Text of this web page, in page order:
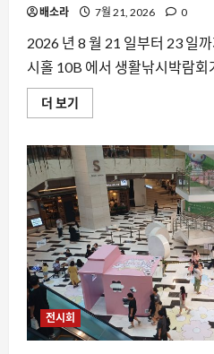
도
솔
루
션
플
랫
에
더
기
배소라 7월 21, 2026 0
2026 년 8 월 21 일부터 23 일
시홀 10B 에서 생활낚시박람회
더 보기
생
시
회,
8
월
일
산
킨
텍
스
에
서
열
린
다
전시회
자동차
3
요즘뜨는소식
아이폰 17
앞당겨진다
8월 9, 2026
스팀
월페이퍼
션 배경화면
함정